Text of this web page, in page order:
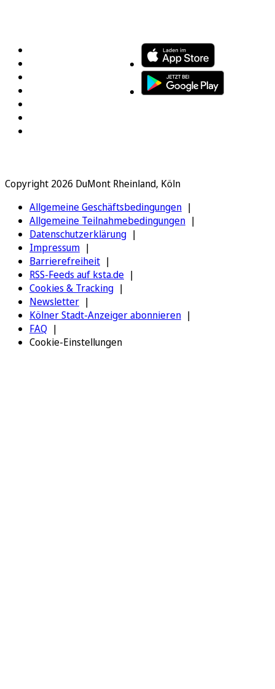
Copyright 2026 DuMont Rheinland, Köln
Allgemeine Geschäftsbedingungen
Allgemeine Teilnahmebedingungen
Datenschutzerklärung
Impressum
Barrierefreiheit
RSS-Feeds auf ksta.de
Cookies & Tracking
Newsletter
Kölner Stadt-Anzeiger abonnieren
FAQ
Cookie-Einstellungen